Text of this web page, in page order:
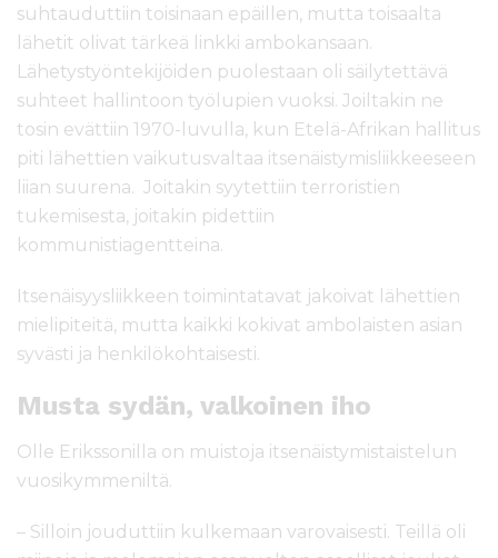
suhtauduttiin toisinaan epäillen, mutta toisaalta
lähetit olivat tärkeä linkki ambokansaan.
Lähetystyöntekijöiden puolestaan oli säilytettävä
suhteet hallintoon työlupien vuoksi. Joiltakin ne
tosin evättiin 1970-luvulla, kun Etelä-Afrikan hallitus
piti lähettien vaikutusvaltaa itsenäistymisliikkeeseen
liian suurena. Joitakin syytettiin terroristien
tukemisesta, joitakin pidettiin
kommunistiagentteina.
Itsenäisyysliikkeen toimintatavat jakoivat lähettien
mielipiteitä, mutta kaikki kokivat ambolaisten asian
syvästi ja henkilökohtaisesti.
Musta sydän, valkoinen iho
Olle Erikssonilla on muistoja itsenäistymistaistelun
vuosikymmeniltä.
– Silloin jouduttiin kulkemaan varovaisesti. Teillä oli